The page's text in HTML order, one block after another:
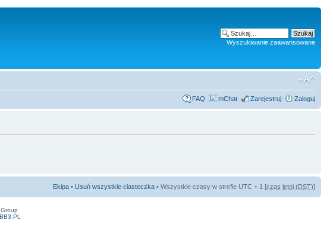
Wyszukiwanie zaawansowane
FAQ mChat Zarejestruj Zaloguj
Ekipa • Usuń wszystkie ciasteczka • Wszystkie czasy w strefie UTC + 1 [czas letni (DST)]